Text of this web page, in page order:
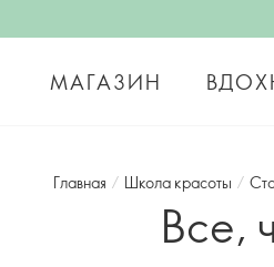
МАГАЗИН
Главная / Школа красоты /
Все,